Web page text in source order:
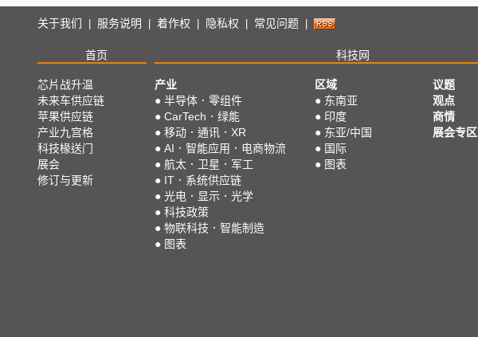
关于我们 服务说明 着作权 隐私权 常见问题
首页 科技网
芯片战升温
未来车供应链
苹果供应链
产业九宫格
科技椽送门
展会
修订与更新
产业
● 半导体．零组件
● CarTech．绿能
● 移动．通讯．XR
● AI．智能应用．电商物流
● 航太．卫星．军工
● IT．系统供应链
● 光电．显示．光学
● 科技政策
● 物联科技．智能制造
● 图表
区域
● 东南亚
● 印度
● 东亚/中国
● 国际
● 图表
议题
观点
商情
展会专区